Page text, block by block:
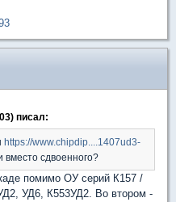
писал:
https://www.chipdip....1407ud3-
вместо сдвоенного?
помимо ОУ серий К157 /
УД6, К553УД2. Во втором -